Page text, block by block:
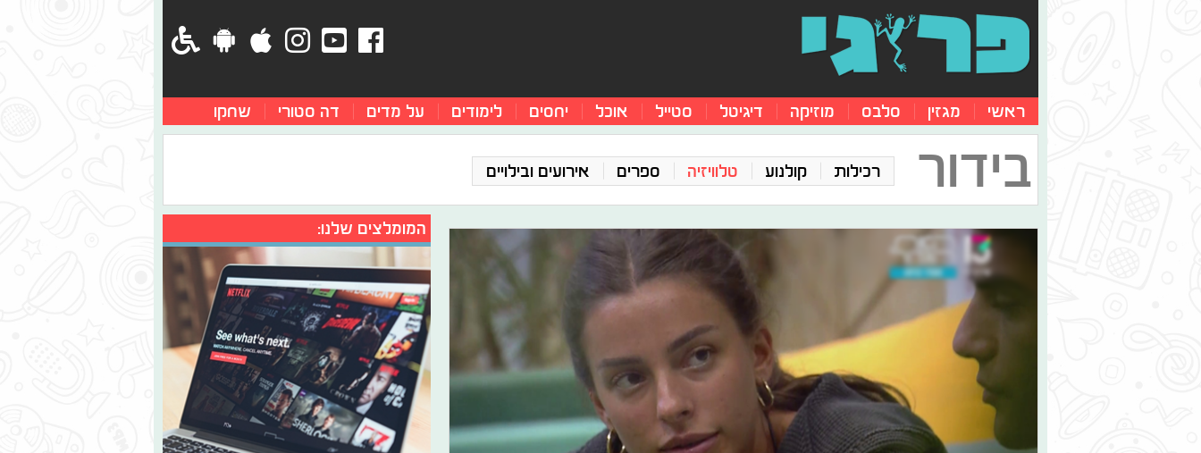
ראשי מגזין סלבס מוזיקה דיגיטל סטייל אוכל יחסים לימודים על מדים דה סטורי שחקו
בידור רכילות קולנוע טלוויזיה ספרים אירועים ובילויים
המומלצים שלנו: